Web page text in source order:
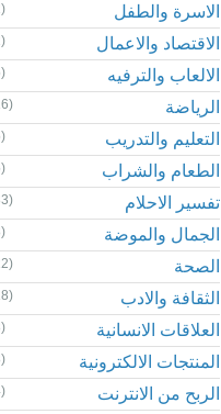
الاسرة والطفل (2)
الاقتصاد والاعمال (2)
الالعاب والترفيه (5)
الرياضة (16)
التعليم والتدريب (5)
الطعام والشراب (5)
تفسير الاحلام (33)
الجمال والموضة (8)
الصحة (22)
الثقافة والادب (18)
العلاقات الانسانية (3)
المنتجات الالكترونية (8)
الربح من الانترنت (4)